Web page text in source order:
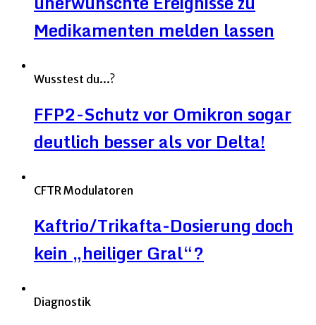
Medikamenten melden lassen
Wusstest du...?
FFP2-Schutz vor Omikron sogar
deutlich besser als vor Delta!
CFTR Modulatoren
Kaftrio/Trikafta-Dosierung doch
kein „heiliger Gral“?
Diagnostik